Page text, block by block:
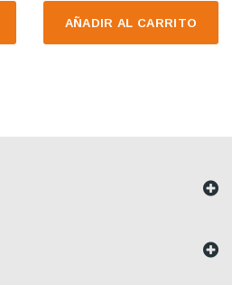
AÑADIR AL CARRITO